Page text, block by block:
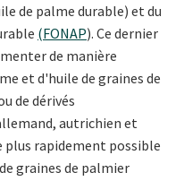
de palme durable) et du
(FONAP). Ce dernier
de manière
et d'huile de graines de
de dérivés
autrichien et
rapidement possible
graines de palmier